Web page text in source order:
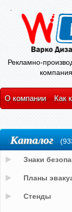
Рекламно-
компания
О компании Как
Каталог
Знаки
Планы
Стенды